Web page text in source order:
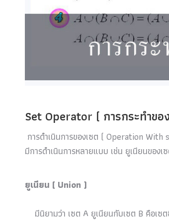
Set Operator ( การกระทำขอ
การดำเนินการของเซต ( Operation With
มีการดำเนินการหลายแบบ เช่น ยูเนียนของ
ยูเนียน ( Union )
มีนิยามว่า เซต A ยูเนียนกับเซต B คือเซ